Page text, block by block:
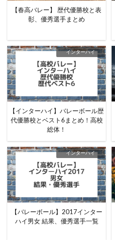
【春高バレー】 歴代優勝校と表
彰、優秀選手まとめ
インターハイ
【インターハイ】バレーボール歴
代優勝校とベスト6まとめ！高校
総体！
インターハイ
【バレーボール】2017インター
ハイ男女 結果、優秀選手一覧